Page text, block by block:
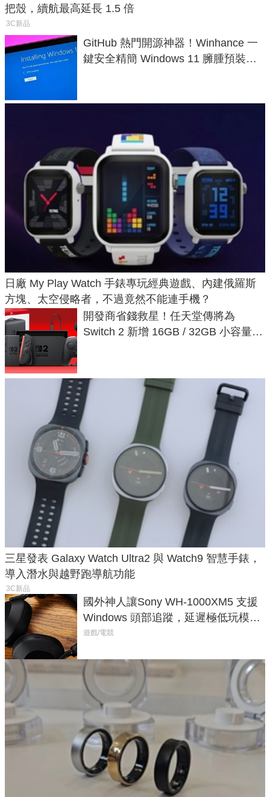
把殼，續航最高延長 1.5 倍
3C新品
GitHub 熱門開源神器！Winhance 一
鍵安全精簡 Windows 11 臃腫預裝軟
日廠 My Play Watch 手錶專玩經典遊戲、內建俄羅斯
方塊、太空侵略者，不過竟然不能連手機？
開發商省錢救星！任天堂傳將為
Switch 2 新增 16GB / 32GB 小容量遊
三星發表 Galaxy Watch Ultra2 與 Watch9 智慧手錶，
導入潛水與越野跑導航功能
3C新品
國外神人讓Sony WH-1000XM5 支援
Windows 頭部追蹤，延遲極低玩模擬
飛行超有感
遊戲/電競